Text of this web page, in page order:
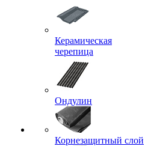
Керамическая
черепица
Ондулин
Корнезащитный слой